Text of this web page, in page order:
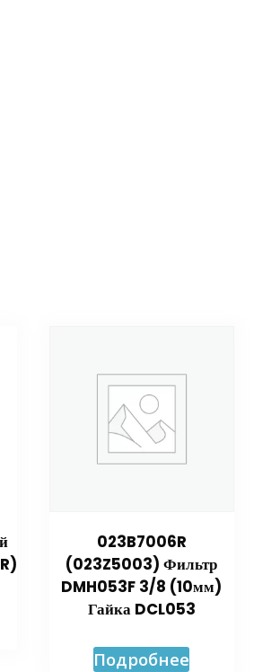
023B7006R
(023Z5003) Фильтр
DMH053F 3/8 (10мм)
Гайка DCL053
Подробнее